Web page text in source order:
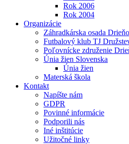
Rok 2006
Rok 2004
Organizácie
Záhradkárska osada
Futbalový klub TJ
Poľovnícke združenie
Únia žien Slovenska
Únia žien
Materská škola
Kontakt
Napíšte nám
GDPR
Povinné informácie
Podporili nás
Iné inštitúcie
Užitočné linky